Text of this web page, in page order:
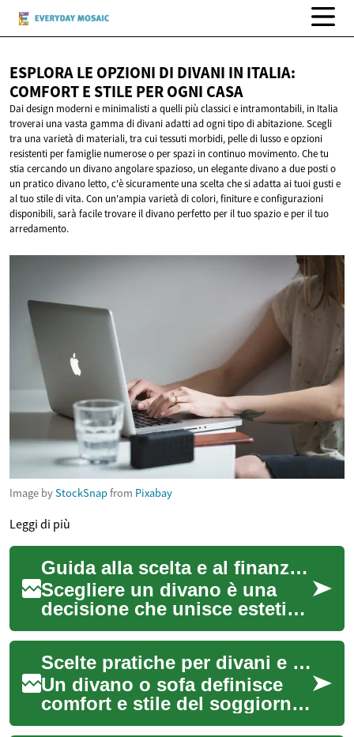
ESPLORA LE OPZIONI DI DIVANI IN ITALIA:
COMFORT E STILE PEROGNI CASA
Dai design moderni e minimalisti a quelli più classici e intramontabili, in Italia
troverai una vasta gamma di divani adatti ad ogni tipo di abitazione. Scegli
tra una varietà di materiali, tra cui tessuti morbidi, pelle di lusso e opzioni
resistenti per famiglie numerose o per spazi in continuo movimento. Che tu
stia cercando un divano angolare spazioso, un elegante divano a due posti o
un pratico divano letto, c'è sicuramente una scelta che si adatta ai tuoi gusti e
al tuo stile di vita. Con un'ampia varietà di colori, finiture e configurazioni
disponibili, sarà facile trovare il divano perfetto per il tuo spazio e per il tuo
arredamento.
Image byStockSnapfrom Pixabay
Leggi di più
Guida alla scelta e al finanziamento di divani e mobili
Scegliere un divano è una
decisione che unisce estetica,
comfort e considerazioni
pratiche come spazio e
durata. Ques...
Scelte pratiche per divani e sofa: opzioni di pagamento e finanziamento
Un divano o sofa definisce
comfort e stile del soggiorno:
scegliere il modello giusto